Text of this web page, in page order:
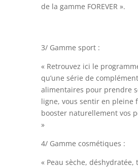
de la gamme FOREVER ».
3/ Gamme sport :
« Retrouvez ici le
qu’une série de
alimentaires pour prendre
ligne, vous sentir en pleine
booster naturellement vos
»
4/ Gamme cosmétiques :
« Peau sèche, déshydratée,